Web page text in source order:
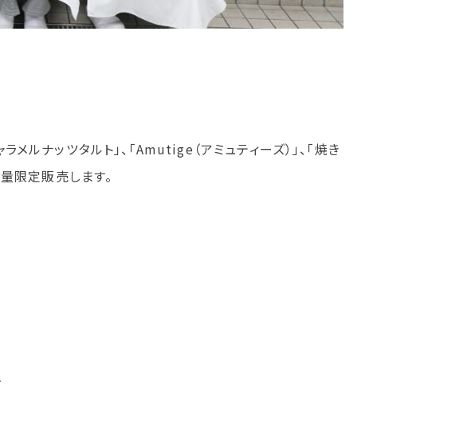
ナッツタルト」、「Amutige（アミュティーズ）」、「焼き
限定販売します。